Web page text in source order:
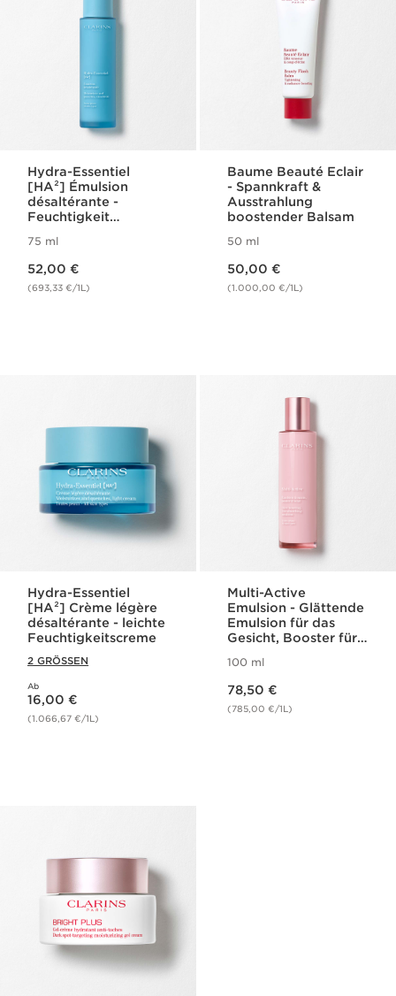
Hydra-Essentiel
[HA²] Émulsion
désaltérante -
Feuchtigkeit
75 ml
52,00 €
(693,33 €/1L)
Baume Beauté Eclair
- Spannkraft &
Ausstrahlung
boostender Balsam
50 ml
50,00 €
(1.000,00 €/1L)
Hydra-Essentiel
[HA²] Crème légère
désaltérante - leichte
Feuchtigkeitscreme
2 GRÖSSEN
Ab
Aktueller Preis 16,00 €
16,00 €
(1.066,67 €/1L)
Multi-Active
Emulsion - Glättende
Emulsion für das
Gesicht, Booster für
für jeden Hauttyp
100 ml
78,50 €
(785,00 €/1L)